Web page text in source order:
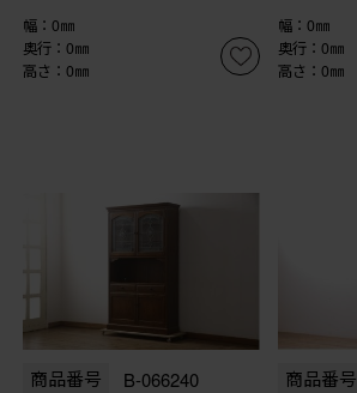
幅：0㎜
奥行：0㎜
高さ：0㎜
幅：0㎜
奥行：0㎜
高さ：0㎜
商品番号 B-066240 商品番号